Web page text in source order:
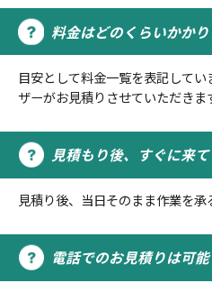
料金はどのくらいかか
目安として料金一覧を表記して
ザーがお見積りさせていただきま
見積もり後、すぐに来
見積り後、当日そのまま作業を承
電話でのお見積りは可